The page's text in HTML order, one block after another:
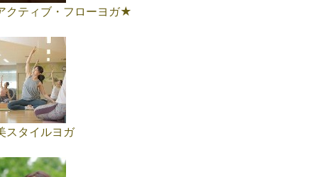
クティブ・フローヨガ★
スタイルヨガ